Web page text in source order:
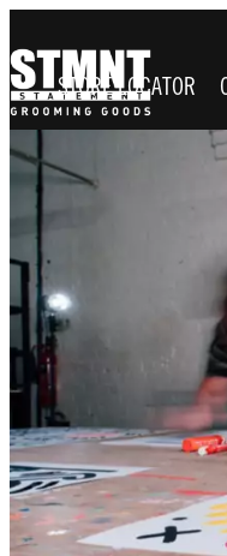
STORE LOCATOR